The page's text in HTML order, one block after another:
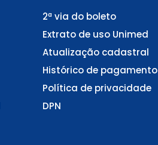
2ª via do boleto
Extrato de uso Unimed
Atualização cadastral
Histórico de pagamento
Política de privacidade
DPN